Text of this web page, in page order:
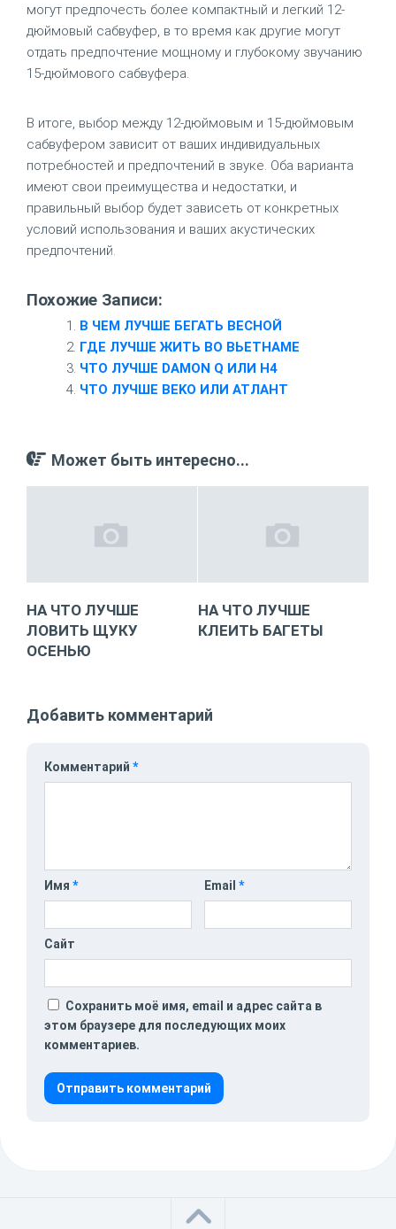
могут предпочесть более компактный и легкий 12-
дюймовый сабвуфер, в то время как другие могут
отдать предпочтение мощному и глубокому звучанию
15-дюймового сабвуфера.
В итоге, выбор между 12-дюймовым и 15-дюймовым
сабвуфером зависит от ваших индивидуальных
потребностей и предпочтений в звуке. Оба варианта
имеют свои преимущества и недостатки, и
правильный выбор будет зависеть от конкретных
условий использования и ваших акустических
предпочтений.
Похожие Записи:
В ЧЕМ ЛУЧШЕ БЕГАТЬ ВЕСНОЙ
ГДЕ ЛУЧШЕ ЖИТЬ ВО ВЬЕТНАМЕ
ЧТО ЛУЧШЕ DAMON Q ИЛИ H4
ЧТО ЛУЧШЕ BEKO ИЛИ АТЛАНТ
Может быть интересно...
НА ЧТО ЛУЧШЕ
ЛОВИТЬ ЩУКУ
ОСЕНЬЮ
НА ЧТО ЛУЧШЕ
КЛЕИТЬ БАГЕТЫ
Добавить комментарий
Комментарий *
Имя * Email *
Сайт
Сохранить моё имя, email и адрес сайта в
этом браузере для последующих моих
комментариев.